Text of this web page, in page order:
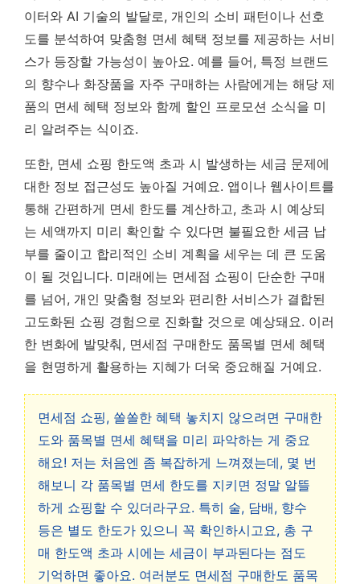
이터와 AI 기술의 발달로, 개인의 소비 패턴이나 선호
도를 분석하여 맞춤형 면세 혜택 정보를 제공하는 서비
스가 등장할 가능성이 높아요. 예를 들어, 특정 브랜드
의 향수나 화장품을 자주 구매하는 사람에게는 해당 제
품의 면세 혜택 정보와 함께 할인 프로모션 소식을 미
리 알려주는 식이죠.
또한, 면세 쇼핑 한도액 초과 시 발생하는 세금 문제에
대한 정보 접근성도 높아질 거예요. 앱이나 웹사이트를
통해 간편하게 면세 한도를 계산하고, 초과 시 예상되
는 세액까지 미리 확인할 수 있다면 불필요한 세금 납
부를 줄이고 합리적인 소비 계획을 세우는 데 큰 도움
이 될 것입니다. 미래에는 면세점 쇼핑이 단순한 구매
를 넘어, 개인 맞춤형 정보와 편리한 서비스가 결합된
고도화된 쇼핑 경험으로 진화할 것으로 예상돼요. 이러
한 변화에 발맞춰, 면세점 구매한도 품목별 면세 혜택
을 현명하게 활용하는 지혜가 더욱 중요해질 거예요.
면세점 쇼핑, 쏠쏠한 혜택 놓치지 않으려면 구매한
도와 품목별 면세 혜택을 미리 파악하는 게 중요
해요! 저는 처음엔 좀 복잡하게 느껴졌는데, 몇 번
해보니 각 품목별 면세 한도를 지키면 정말 알뜰
하게 쇼핑할 수 있더라구요. 특히 술, 담배, 향수
등은 별도 한도가 있으니 꼭 확인하시고요, 총 구
매 한도액 초과 시에는 세금이 부과된다는 점도
기억하면 좋아요. 여러분도 면세점 구매한도 품목